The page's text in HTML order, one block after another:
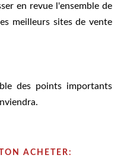
en revue l'ensemble de
meilleurs sites de vente
des points importants
ACHETER: